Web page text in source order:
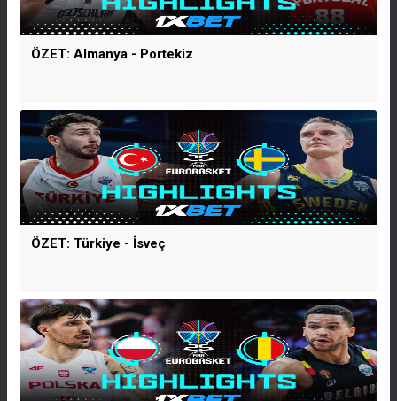
ÖZET: Almanya - Portekiz
ÖZET: Türkiye - İsveç